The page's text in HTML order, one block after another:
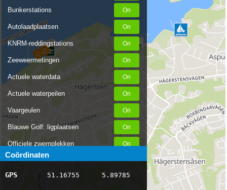
Bunkerstations
Autolaadplaatsen
KNRM-reddingstations
Zeeweermetingen
Actuele waterdata
Actuele waterpeilen
Vaargeulen
Blauwe Golf: ligplaatsen
Officiele zwemplekken
Stremmingen/hinder
AIS scheepsposities
Coördinaten
GPS 51.16755 5.89785